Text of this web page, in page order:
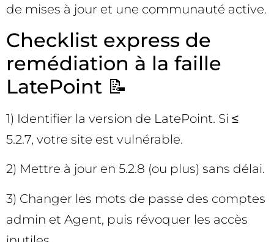
de mises à jour et une communauté active.
Checklist express de
remédiation à la faille
LatePoint 📝
1) Identifier la version de LatePoint. Si ≤
5.2.7, votre site est vulnérable.
2) Mettre à jour en 5.2.8 (ou plus) sans délai.
3) Changer les mots de passe des comptes
admin et Agent, puis révoquer les accès